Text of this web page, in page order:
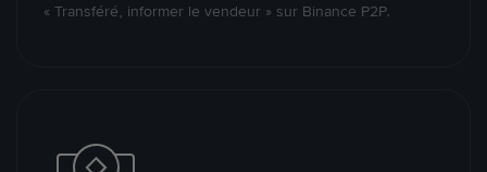
« Transféré, informer le vendeur » sur Binance P2P.